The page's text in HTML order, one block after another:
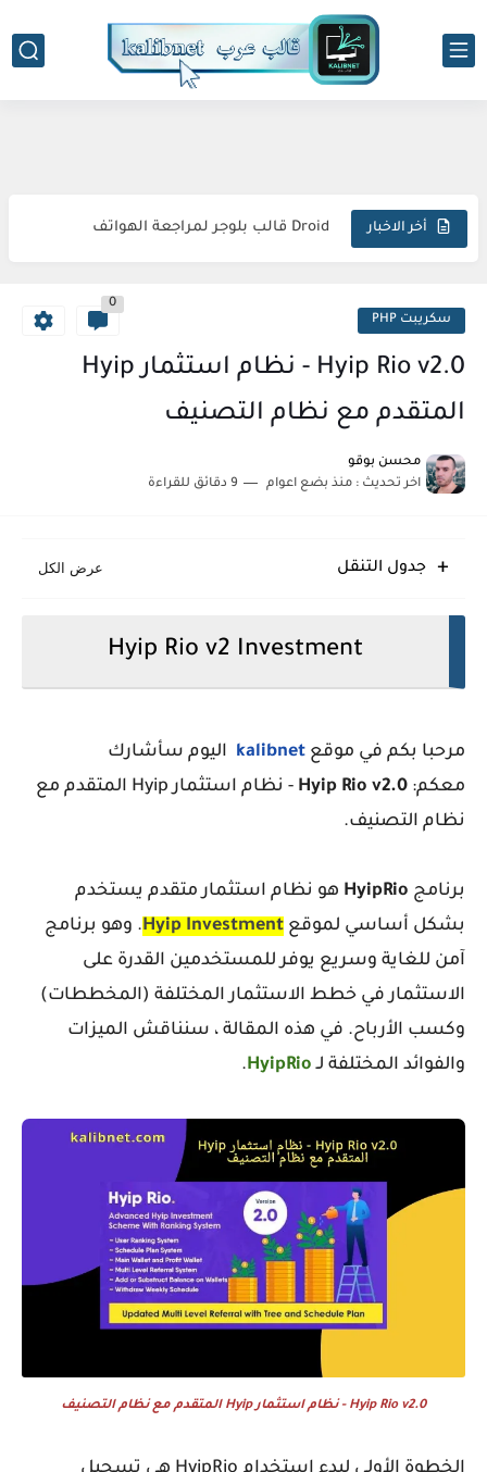
أخر الاخبار Droid قالب بلوجر لمراجعة الهواتف
Sora Tax قالب بلوجر الاحترافي السريع المتكامل المثالي
Magazin قالب بلوجر فريد متكامل وجذاب
Eggo قالب بلوجر مبتكر سريع متجاوب منظم
سكريبت PHP
0
Hyip Rio v2.0 - نظام استثمار Hyip
المتقدم مع نظام التصنيف
محسن بوقو
اخر تحديث : منذ بضع اعوام 9 دقائق للقراءة
جدول التنقل
Hyip Rio v2 Investment
مرحبا بكم في موقع kalibnet اليوم سأشارك
معكم: Hyip Rio v2.0
- نظام استثمار Hyip المتقدم مع
نظام التصنيف.
برنامج HyipRio هو نظام استثمار متقدم يستخدم
بشكل أساسي لموقع
Hyip Investment
. وهو برنامج
آمن للغاية وسريع يوفر للمستخدمين القدرة على
الاستثمار في خطط الاستثمار المختلفة (المخططات)
وكسب الأرباح. في هذه المقالة ، سنناقش الميزات
والفوائد المختلفة لـ HyipRio
.
Hyip Rio v2.0 - نظام استثمار Hyip المتقدم مع نظام التصنيف